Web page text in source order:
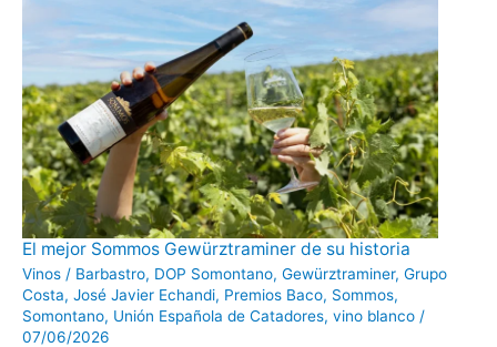
El mejor Sommos Gewürztraminer de su historia
Vinos / Barbastro, DOP Somontano, Gewürztraminer, Grupo
Costa, José Javier Echandi, Premios Baco, Sommos,
Somontano, Unión Española de Catadores, vino blanco /
07/06/2026
El
mejor
Sommos
Gewürztraminer
de
su
historia